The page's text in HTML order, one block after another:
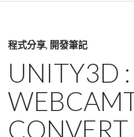
程式分享, 開發筆記
UNITY3D :